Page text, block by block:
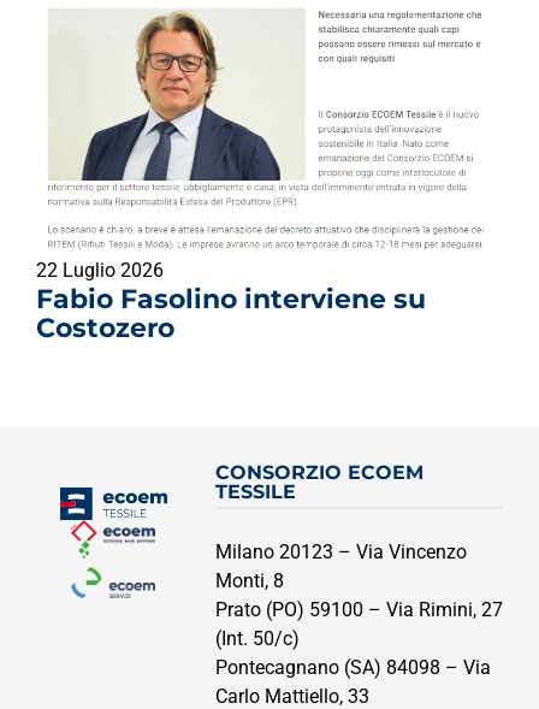
22 Luglio 2026
Fabio Fasolino interviene su
Costozero
CONSORZIO ECOEM
TESSILE
Milano 20123 – Via Vincenzo
Monti, 8
Prato (PO) 59100 – Via Rimini, 27
(Int. 50/c)
Pontecagnano (SA) 84098 – Via
Carlo Mattiello, 33